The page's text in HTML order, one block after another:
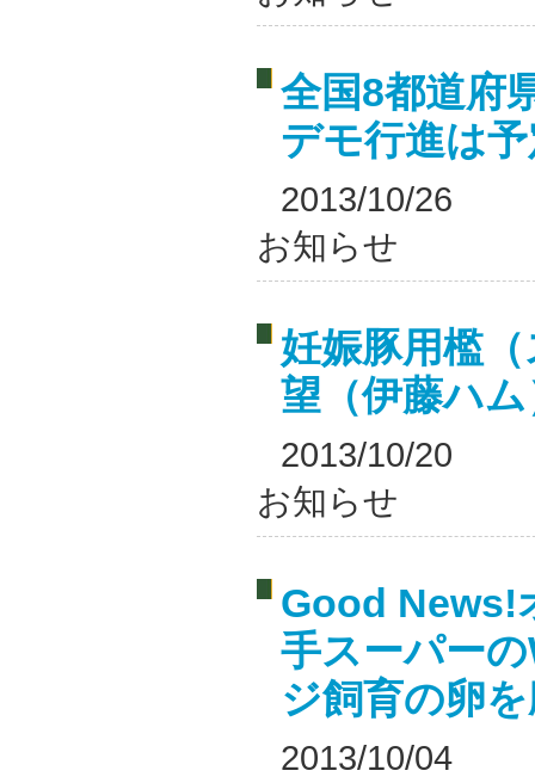
全国8都道府
デモ行進は
2013/10/26
お知らせ
妊娠豚用檻
望（伊藤ハ
2013/10/20
お知らせ
Good News!
手スーパー
ジ飼育の卵
2013/10/04